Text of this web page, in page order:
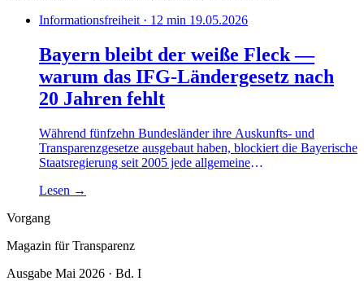
Informationsfreiheit · 12 min 19.05.2026
Bayern bleibt der weiße Fleck —
warum das IFG-Ländergesetz nach
20 Jahren fehlt
Während fünfzehn Bundesländer ihre Auskunfts- und
Transparenzgesetze ausgebaut haben, blockiert die Bayerische
Staatsregierung seit 2005 jede allgemeine
verändert — die rechtspolitische Lage schon.
Lesen →
Vorgang
Magazin für Transparenz
Ausgabe Mai 2026 · Bd. I